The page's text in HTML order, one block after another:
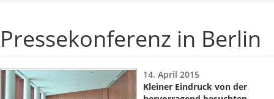
Pressekonferenz in Berlin
14. April 2015
Kleiner Eindruck von der